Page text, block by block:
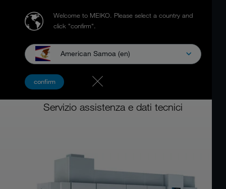
Welcome to MEIKO. Please select a country and
click "confirm".
American Samoa (en)
confirm
Lavastoviglie a nastro
MEIKO M-iQ
Servizio assistenza e dati tecnici